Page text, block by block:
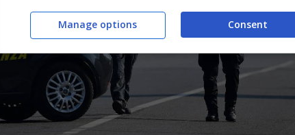
Consent
Manage options